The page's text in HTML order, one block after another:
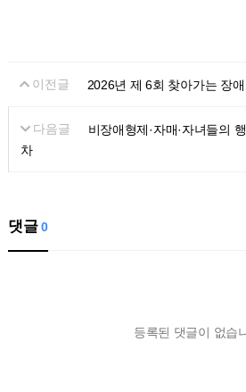
이전글 2026년 제 6회 찾아가는 장
다음글
비장애형제·자매·자녀들의
차
댓글0
등록된 댓글이 없습